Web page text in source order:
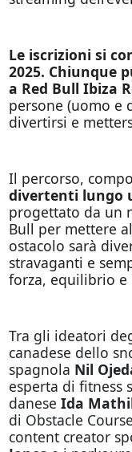
Le iscrizioni si
2025. Chiunque
a Red Bull Ibiza
persone (uomo e
divertirsi e
Il percorso,
divertenti lungo
progettato da un
Bull per mettere
ostacolo sarà
stravaganti e
forza, equilibrio e
Tra gli ideatori
canadese dello
spagnola Nil
esperta di fitness
danese Ida
di Obstacle
content creator